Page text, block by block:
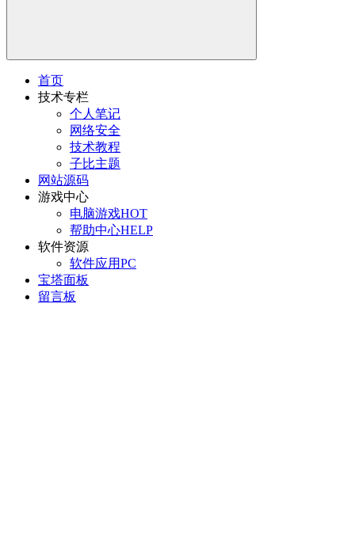
首页
技术专栏
个人笔记
网络安全
技术教程
子比主题
网站源码
游戏中心
电脑游戏HOT
帮助中心HELP
软件资源
软件应用PC
宝塔面板
留言板